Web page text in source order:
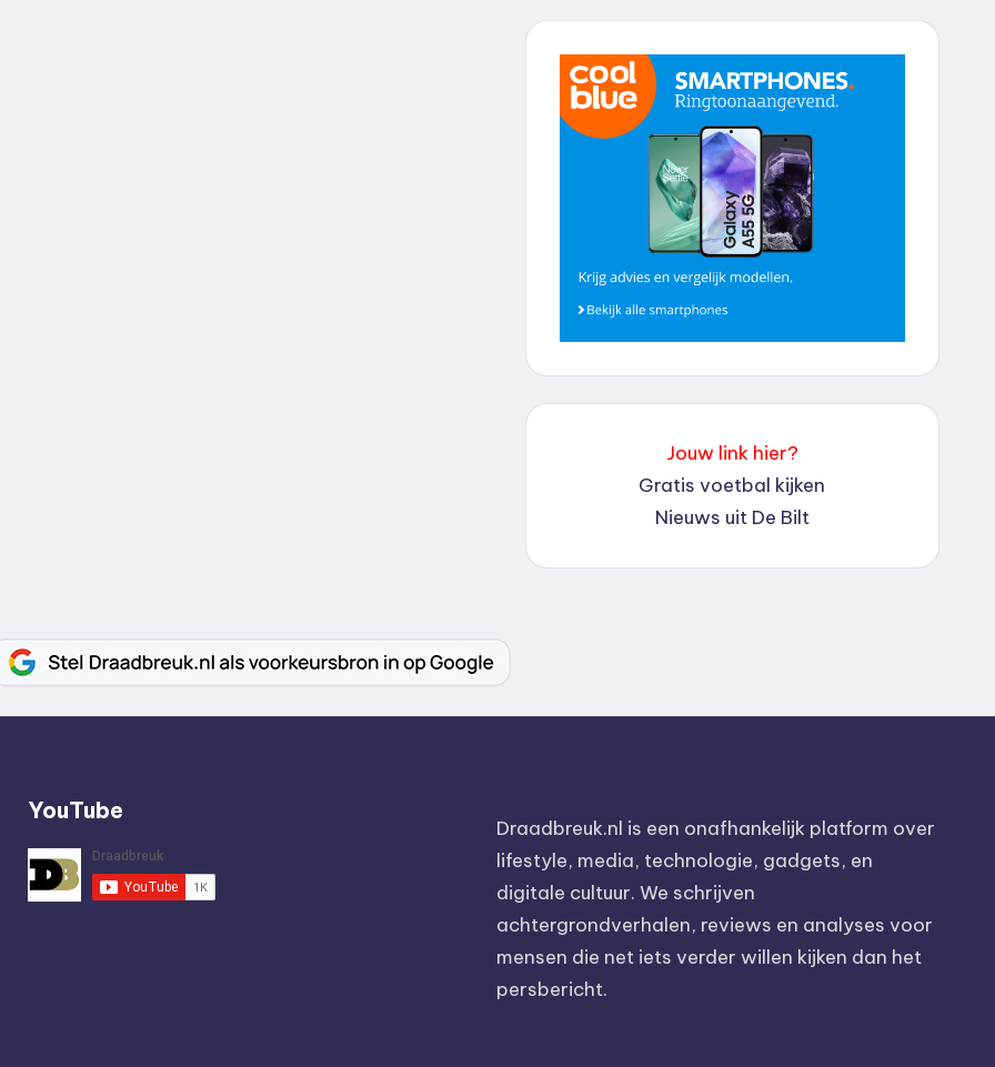
Jouw link hier?
Gratis voetbal kijken
Nieuws uit De Bilt
YouTube
Draadbreuk.nl is een onafhankelijk platform over
lifestyle, media, technologie, gadgets, en
digitale cultuur. We schrijven
achtergrondverhalen, reviews en analyses voor
mensen die net iets verder willen kijken dan het
persbericht.